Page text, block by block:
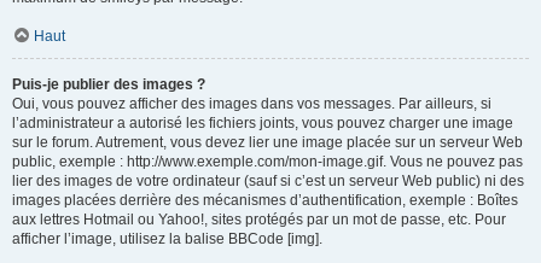
Haut
Puis-je publier des images ?
Oui, vous pouvez afficher des images dans vos messages. Par ailleurs, si
l’administrateur a autorisé les fichiers joints, vous pouvez charger une image
sur le forum. Autrement, vous devez lier une image placée sur un serveur Web
public, exemple : http://www.exemple.com/mon-image.gif. Vous ne pouvez pas
lier des images de votre ordinateur (sauf si c’est un serveur Web public) ni des
images placées derrière des mécanismes d’authentification, exemple : Boîtes
aux lettres Hotmail ou Yahoo!, sites protégés par un mot de passe, etc. Pour
afficher l’image, utilisez la balise BBCode [img].